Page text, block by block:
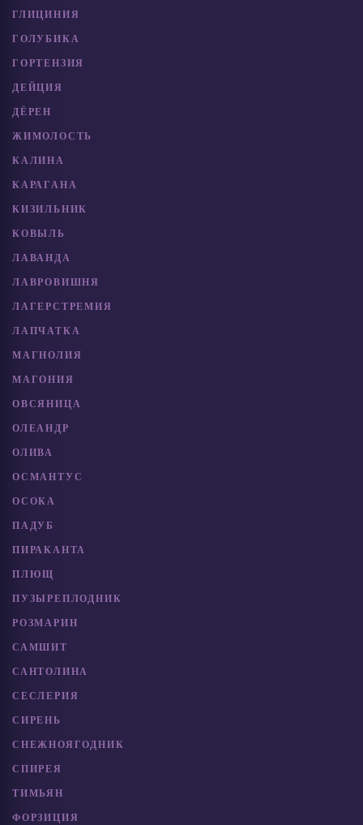
ГЛИЦИНИЯ
ГОЛУБИКА
ГОРТЕНЗИЯ
ДЕЙЦИЯ
ДЁРЕН
ЖИМОЛОСТЬ
КАЛИНА
КАРАГАНА
КИЗИЛЬНИК
КОВЫЛЬ
ЛАВАНДА
ЛАВРОВИШНЯ
ЛАГЕРСТРЕМИЯ
ЛАПЧАТКА
МАГНОЛИЯ
МАГОНИЯ
ОВСЯНИЦА
ОЛЕАНДР
ОЛИВА
ОСМАНТУС
ОСОКА
ПАДУБ
ПИРАКАНТА
ПЛЮЩ
ПУЗЫРЕПЛОДНИК
РОЗМАРИН
САМШИТ
САНТОЛИНА
СЕСЛЕРИЯ
СИРЕНЬ
СНЕЖНОЯГОДНИК
СПИРЕЯ
ТИМЬЯН
ФОРЗИЦИЯ